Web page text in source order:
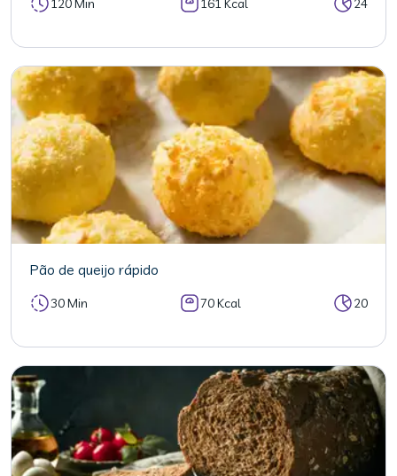
Pão de queijo rápido
30 Min 70 Kcal 20